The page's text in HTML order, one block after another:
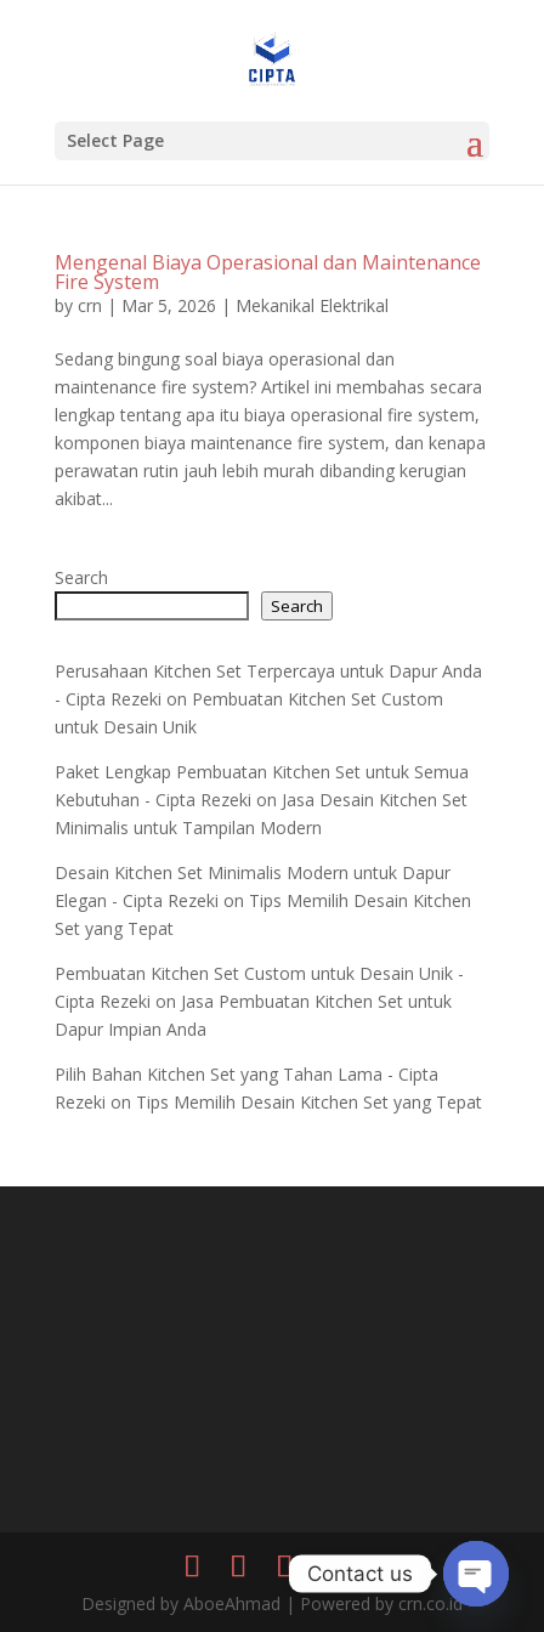
Select Page
Mengenal Biaya Operasional dan Maintenance
Fire System
by crn | Mar 5, 2026 | Mekanikal Elektrikal
Sedang bingung soal biaya operasional dan
maintenance fire system? Artikel ini membahas secara
lengkap tentang apa itu biaya operasional fire system,
komponen biaya maintenance fire system, dan kenapa
perawatan rutin jauh lebih murah dibanding kerugian
akibat...
Search
Search
Perusahaan Kitchen Set Terpercaya untuk Dapur Anda
- Cipta Rezeki on Pembuatan Kitchen Set Custom
untuk Desain Unik
Paket Lengkap Pembuatan Kitchen Set untuk Semua
Kebutuhan - Cipta Rezeki on Jasa Desain Kitchen Set
Minimalis untuk Tampilan Modern
Desain Kitchen Set Minimalis Modern untuk Dapur
Elegan - Cipta Rezeki on Tips Memilih Desain Kitchen
Set yang Tepat
Pembuatan Kitchen Set Custom untuk Desain Unik -
Cipta Rezeki on Jasa Pembuatan Kitchen Set untuk
Dapur Impian Anda
Pilih Bahan Kitchen Set yang Tahan Lama - Cipta
Rezeki on Tips Memilih Desain Kitchen Set yang Tepat
Designed by AboeAhmad | Powered by crn.co.id
Contact us